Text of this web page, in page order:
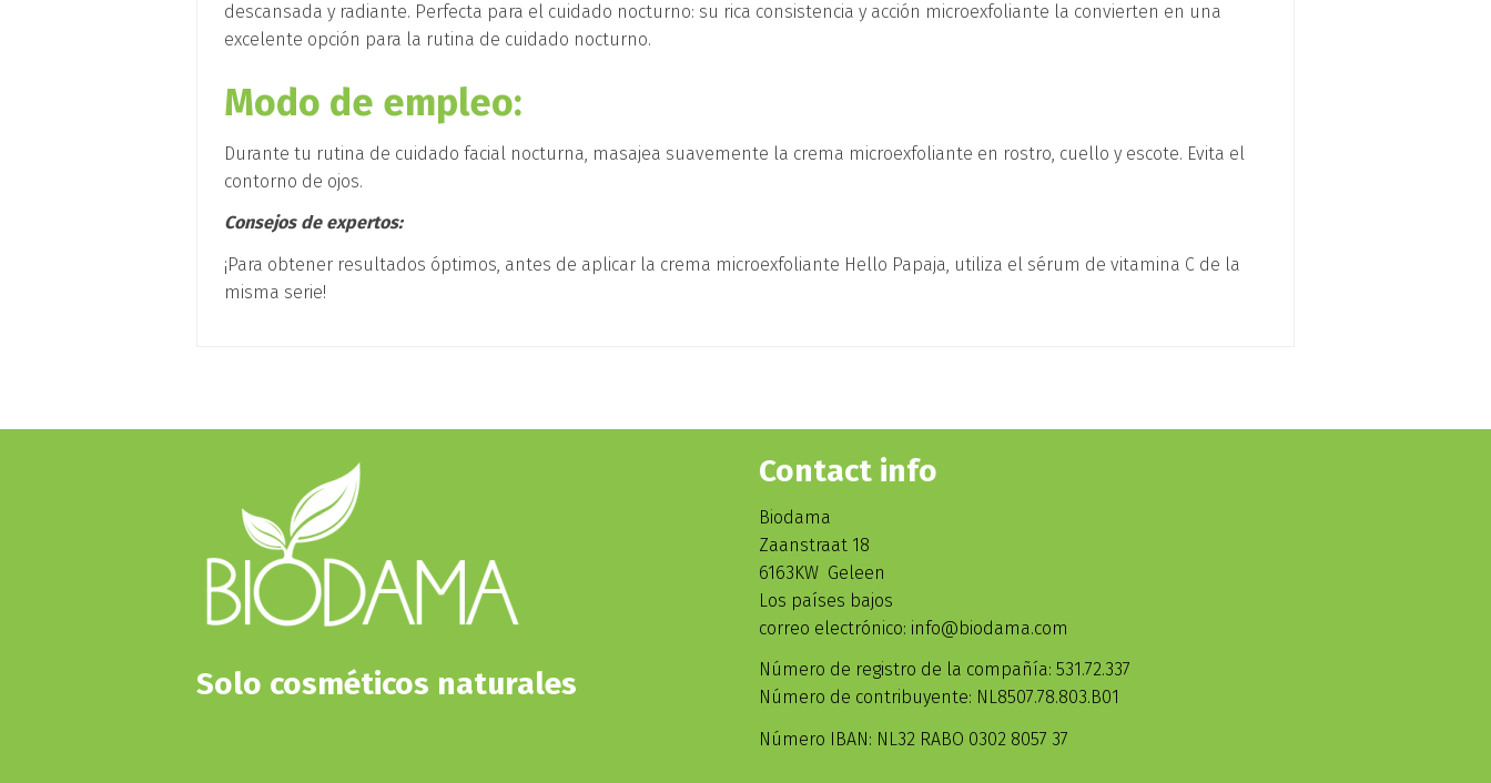
descansada y radiante. Perfecta para el cuidado nocturno: su rica consistencia y acción microexfoliante la convierten en una
excelente opción para la rutina de cuidado nocturno.
Modo de empleo:
Durante tu rutina de cuidado facial nocturna, masajea suavemente la crema microexfoliante en rostro, cuello y escote. Evita el
contorno de ojos.
Consejos de expertos:
¡Para obtener resultados óptimos, antes de aplicar la crema microexfoliante Hello Papaja, utiliza el sérum de vitamina C de la
misma serie!
Solo cosméticos naturales
Contact info
Biodama
Zaanstraat 18
6163KW Geleen
Los países bajos
correo electrónico: info@biodama.com
Número de registro de la compañía: 531.72.337
Número de contribuyente: NL8507.78.803.B01
Número IBAN: NL32 RABO 0302 8057 37